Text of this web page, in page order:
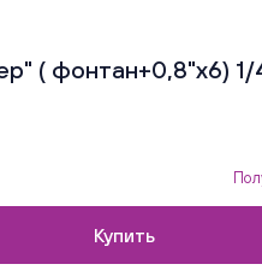
( фонтан+0,8"х6) 1/
Купить